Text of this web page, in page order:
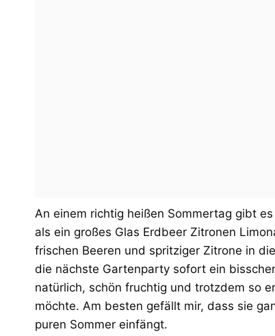
An einem richtig heißen Sommertag gibt
als ein großes Glas Erdbeer Zitronen
frischen Beeren und spritziger Zitrone in
die nächste Gartenparty sofort ein
natürlich, schön fruchtig und trotzdem so
möchte. Am besten gefällt mir, dass sie
puren Sommer einfängt.